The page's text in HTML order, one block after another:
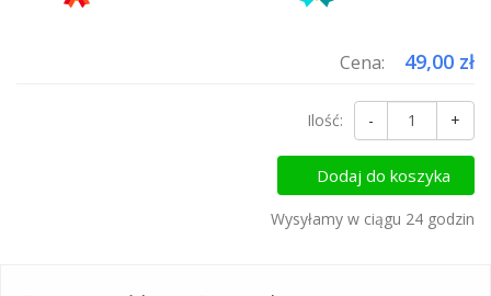
Dodaj więcej produktów do koszyka i zapłać za wysyłkę tylko raz!
Cena: 49,00 zł
Dodaj do koszyka
Ilość: - +
Wysyłamy w ciągu 24 godzin